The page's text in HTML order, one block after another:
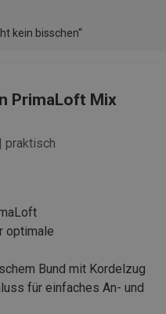
kein bisschen“
PrimaLoft Mix
praktisch
optimale
Bund mit Kordelzug
für einfaches An- und